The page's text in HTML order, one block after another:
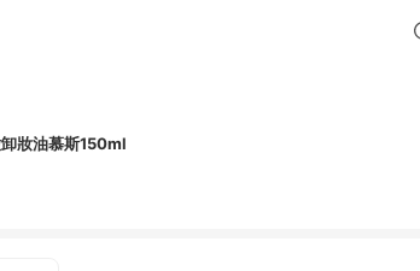
卸妝油慕斯150ml